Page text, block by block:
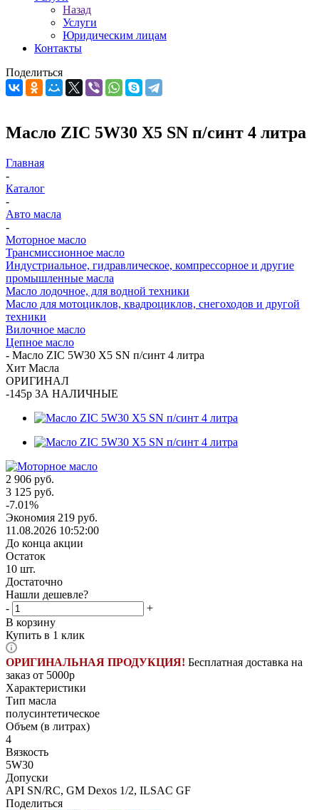
Назад
Услуги
Юридическим лицам
Контакты
Поделиться
Масло ZIC 5W30 X5 SN п/синт 4 литра
Главная
-
Каталог
-
Авто масла
-
Моторное масло
Трансмиссионное масло
Индустриальное, гидравлическое, компрессорное и другие
промышленные масла
Масло лодочное, для водной техники
Масло для мотоциклов, квадроциклов, снегоходов и другой
техники
Вилочное масло
Цепное масло
- Масло ZIC 5W30 X5 SN п/синт 4 литра
Хит Масла
ОРИГИНАЛ
-145р ЗА НАЛИЧНЫЕ
2 906 руб.
3 125 руб.
-7.01%
Экономия 219 руб.
11.08.2026 10:52:00
До конца акции
Остаток
10 шт.
Достаточно
Нашли дешевле?
-
+
В корзину
Купить в 1 клик
ОРИГИНАЛЬНАЯ ПРОДУКЦИЯ! Бесплатная доставка на
заказ от 5000р
Характеристики
Тип масла
полусинтетическое
Объем (в литрах)
4
Вязкость
5W30
Допуски
API SN/RC, GM Dexos 1/2, ILSAC GF
Поделиться